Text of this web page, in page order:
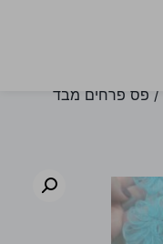
/ פס פרחים מבד